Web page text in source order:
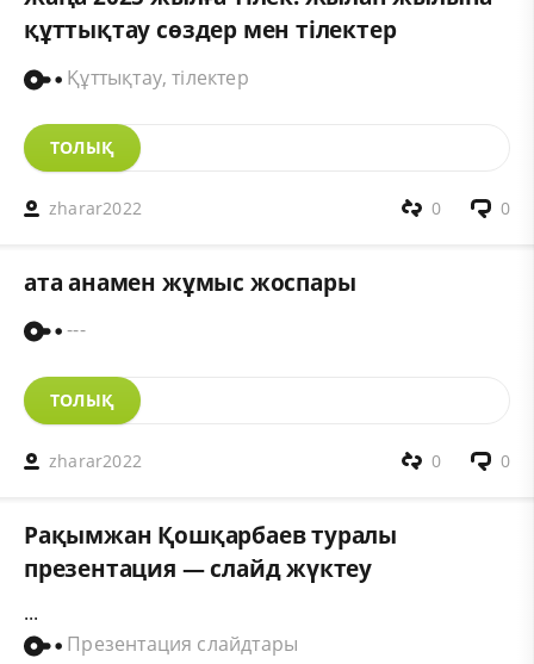
құттықтау сөздер мен тілектер
Құттықтау, тілектер
ТОЛЫҚ
zharar2022 0
0
ата анамен жұмыс жоспары
---
ТОЛЫҚ
zharar2022 0
0
Рақымжан Қошқарбаев туралы
презентация — слайд жүктеу
...
Презентация слайдтары